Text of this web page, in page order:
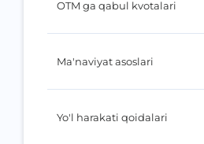
OTM ga qabul kvotalari
Ma'naviyat asoslari
Yo'l harakati qoidalari